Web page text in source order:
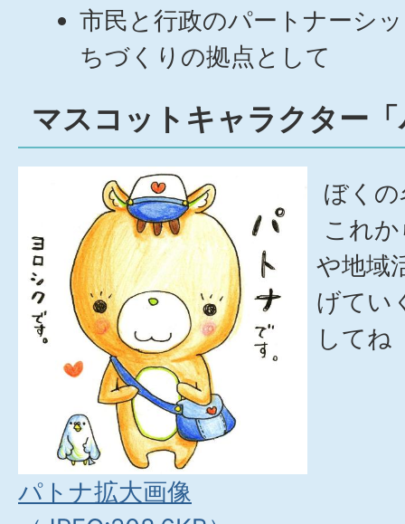
市民と行政のパートナーシ
ちづくりの拠点として
マスコットキャラクター
パトナ拡大画像
ぼく
これ
や地域
げてい
してね